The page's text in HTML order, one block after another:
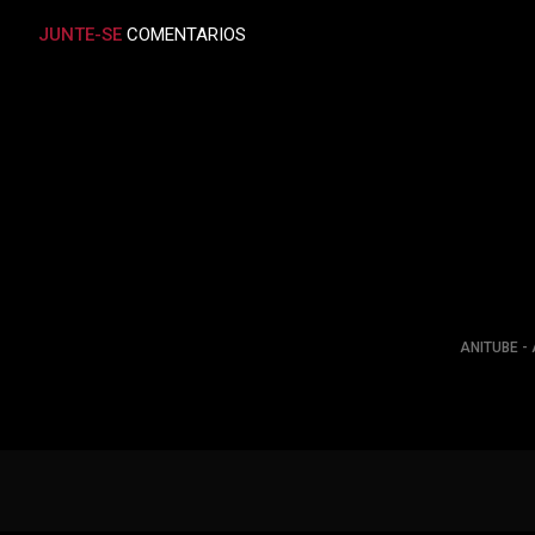
JUNTE-SE COMENTARIOS
ANITUBE